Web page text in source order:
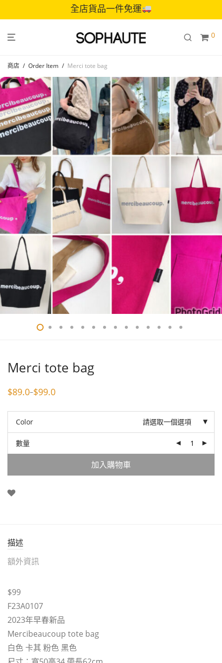
全店貨品一件免運
0
商店 / Order Item / Merci tote bag
Merci tote bag
$89.0–$99.0
Price
$99.0
Color 請選取一個選項
數量
加入購物車
描述
額外資訊
$99
F23A0107
2023年早春新品
Mercibeaucoup tote bag
白色 卡其 粉色 黑色